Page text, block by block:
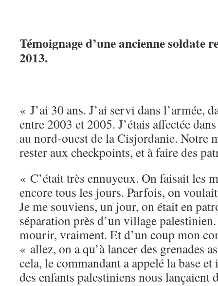
Témoignage d’une ancienne soldate
2013.
« J’ai 30 ans. J’ai servi dans l’armée,
entre 2003 et 2005. J’étais affectée
au nord-ouest de la Cisjordanie. Notre
rester aux checkpoints, et à faire des
« C’était très ennuyeux. On faisait les
encore tous les jours. Parfois, on
Je me souviens, un jour, on était en
séparation près d’un village
mourir, vraiment. Et d’un coup mon
« allez, on a qu’à lancer des grenades
cela, le commandant a appelé la base
des enfants palestiniens nous lançaient